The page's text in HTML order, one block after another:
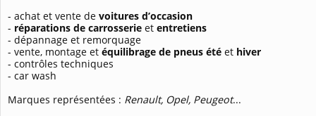
- achat et vente de voitures d’occasion
- réparations de carrosserie et entretiens
- dépannage et remorquage
- vente, montage et équilibrage de pneus été et hiver
- contrôles techniques
- car wash
Marques représentées : Renault, Opel, Peugeot...